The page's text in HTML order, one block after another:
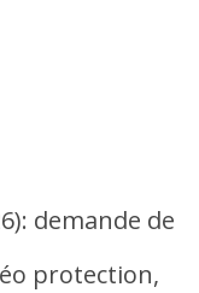
demande de
protection,